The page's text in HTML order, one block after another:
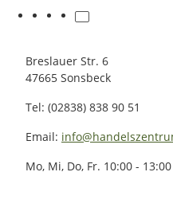
Breslauer Str. 6
47665 Sonsbeck
Tel: (02838) 838 90 51
Email:
Mo, Mi, Do, Fr. 10:00 -